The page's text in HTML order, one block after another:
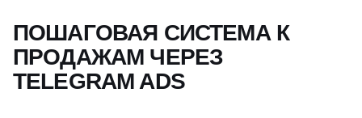
ПОШАГОВАЯ СИСТЕМА К
ПРОДАЖАМ ЧЕРЕЗ
TELEGRAM ADS